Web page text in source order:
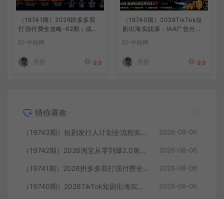
（19741期）2026拼多多双
打强付费全攻略-62期；成本
解7种付费玩法优劣势与选择
策略
中创网
图图 9.9
（19740期）2026TikTok短
剧出海实战课：IAA广告分账
台规则×双轨爆发×回款全流
程
中创网
图图 9.9
猜你喜欢
（19743期）短剧发行人计划全流程实操教程；从账号定位到选剧剪辑再到发布技巧，零基础也能快速上手出单 2026-08-06
（19742期）2026淘宝从零到爆2.0第85期；主推款五项高权重初始设置，改销量评晒秒单快速破零积累基础权重 2026-08-06
（19741期）2026拼多多双打强付费全攻略-62期；成本推广加托管双剑合璧，系统讲解7种付费玩法优劣势与选择策略 2026-08-06
（19740期）2026TikTok短剧出海实战课：IAA广告分账×IAP付费变现×账号搭建×平台规则×双轨爆发×回款全流程 2026-08-06